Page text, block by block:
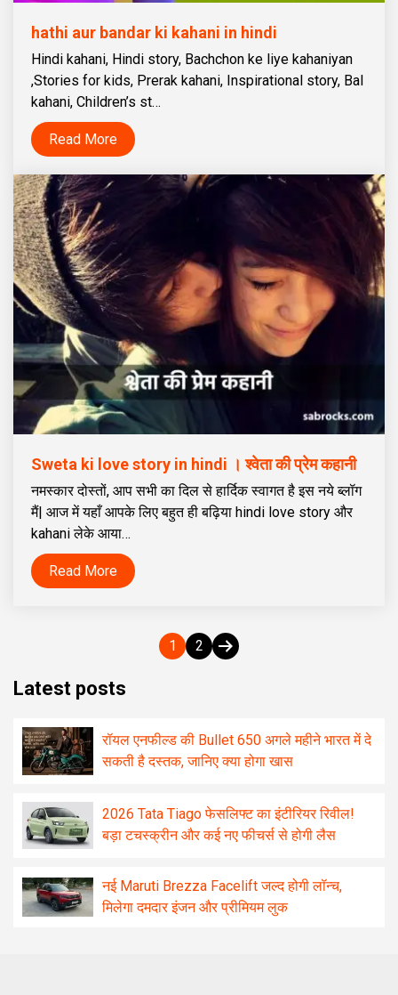
hathi aur bandar ki kahani in hindi
Hindi kahani, Hindi story, Bachchon ke liye kahaniyan
,Stories for kids, Prerak kahani, Inspirational story, Bal
kahani, Children’s st…
Read More
Sweta ki love story in hindi । श्वेता की प्रेम कहानी
नमस्कार दोस्तों, आप सभी का दिल से हार्दिक स्वागत है इस नये ब्लॉग
मैं| आज में यहाँ आपके लिए बहुत ही बढ़िया hindi love story और
kahani लेके आया…
Read More
1 2
Latest posts
रॉयल एनफील्ड की Bullet 650 अगले महीने भारत में दे
सकती है दस्तक, जानिए क्या होगा खास
2026 Tata Tiago फेसलिफ्ट का इंटीरियर रिवील!
बड़ा टचस्क्रीन और कई नए फीचर्स से होगी लैस
नई Maruti Brezza Facelift जल्द होगी लॉन्च,
मिलेगा दमदार इंजन और प्रीमियम लुक